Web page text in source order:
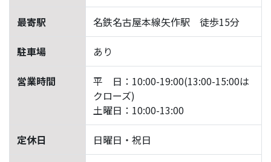
最寄駅 名鉄名古屋本線矢作駅 徒歩15分
駐車場 あり
営業時間
平 日：10:00-19:00(13:00-15:00は
クローズ)
土曜日：10:00-13:00
定休日 日曜日・祝日